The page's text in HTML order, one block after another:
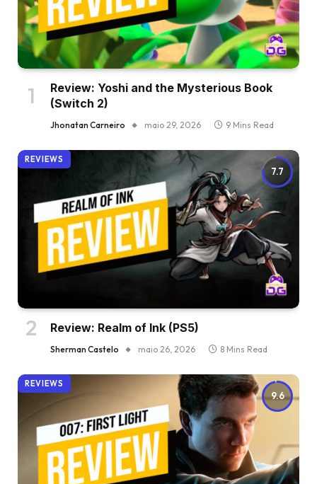
Review: Yoshi and the Mysterious Book
(Switch 2)
Jhonatan Carneiro maio 29, 2026 9 Mins Read
7.7
REVIEWS
Review: Realm of Ink (PS5)
Sherman Castelo maio 26, 2026 8 Mins Read
9.6
REVIEWS